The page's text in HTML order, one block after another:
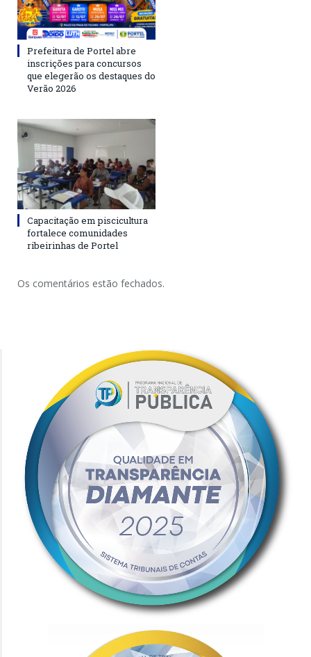
Prefeitura de Portel abre
inscrições para concursos
que elegerão os destaques do
Verão 2026
Capacitação em piscicultura
fortalece comunidades
ribeirinhas de Portel
Os comentários estão fechados.